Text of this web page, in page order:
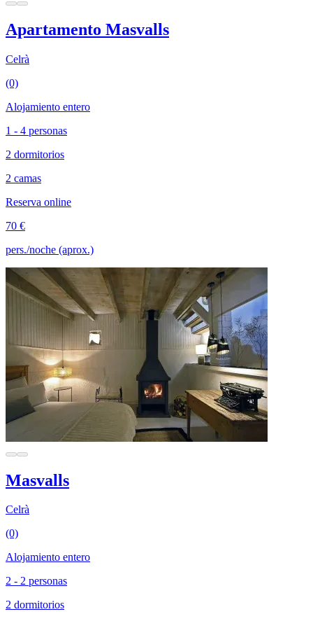
Apartamento Masvalls
Celrà
(0)
Alojamiento entero
1 - 4 personas
2 dormitorios
2 camas
Reserva online
70 €
pers./noche (aprox.)
Masvalls
Celrà
(0)
Alojamiento entero
2 - 2 personas
2 dormitorios